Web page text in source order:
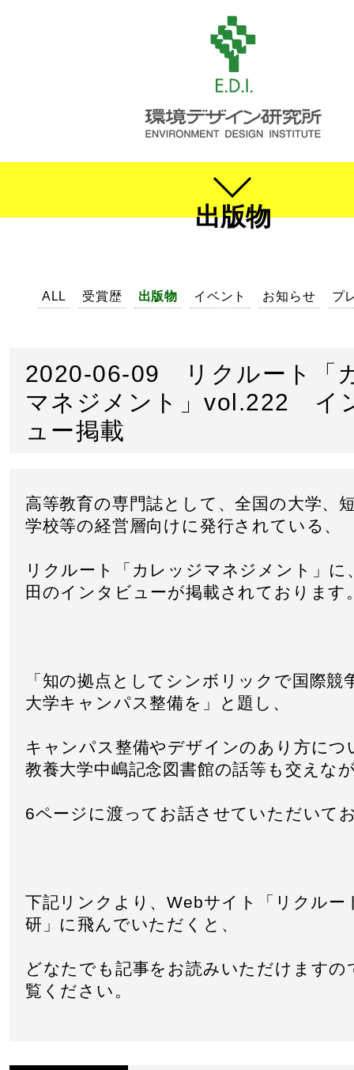
出版物
ALL 受賞歴 出版物 イベント お知らせ プ
2020-06-09 リクルート「
マネジメント」vol.222 イ
ュー掲載
高等教育の専門誌として、全国の大学、
学校等の経営層向けに発行されている、
リクルート「カレッジマネジメント」に
田のインタビューが掲載されております
「知の拠点としてシンボリックで国際競
大学キャンパス整備を」と題し、
キャンパス整備やデザインのあり方につ
教養大学中嶋記念図書館の話等も交えな
6ページに渡ってお話させていただいて
下記リンクより、Webサイト「リクルー
研」に飛んでいただくと、
どなたでも記事をお読みいただけますの
覧ください。